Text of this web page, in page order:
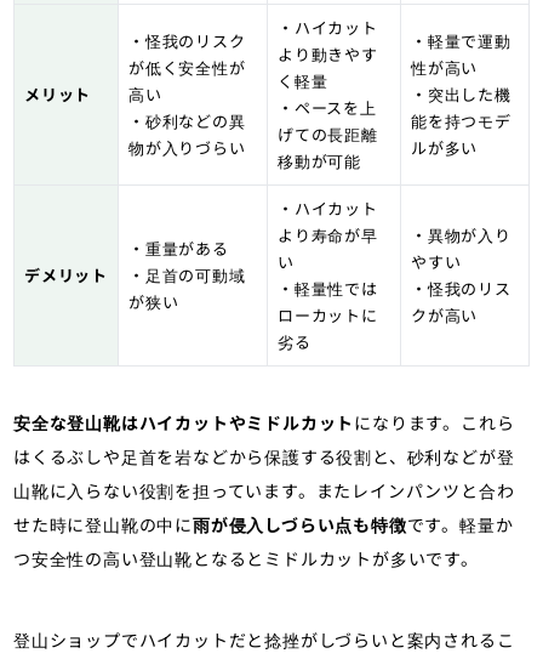
メリット
・怪我のリスク
が低く安全性が
高い
・砂利などの異
物が入りづらい
・ハイカット
より動きやす
く軽量
・ペースを上
げての長距離
移動が可能
・軽量で運動
性が高い
・突出した機
能を持つモデ
ルが多い
デメリット
・重量がある
・足首の可動域
が狭い
・ハイカット
より寿命が早
い
・軽量性では
ローカットに
劣る
・異物が入り
やすい
・怪我のリス
クが高い
安全な登山靴はハイカットやミドルカット になります。これら
はくるぶしや足首を岩などから保護する役割と、砂利などが登
山靴に入らない役割を担っています。またレインパンツと合わ
せた時に登山靴の中に雨が侵入しづらい点も特徴です。軽量か
つ安全性の高い登山靴となるとミドルカットが多いです。
登山ショップでハイカットだと捻挫がしづらいと案内されるこ